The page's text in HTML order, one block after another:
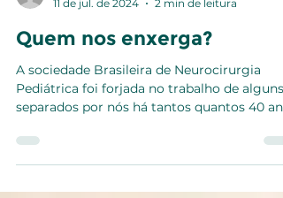
11 de jul. de 2024
2 min de leitura
Quem nos enxerga?
A sociedade Brasileira de Neurocirurgia
separados por nós há tantos quantos 40